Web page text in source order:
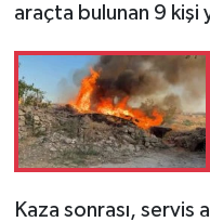
araçta bulunan 9 kişi
Kaza sonrası, servis